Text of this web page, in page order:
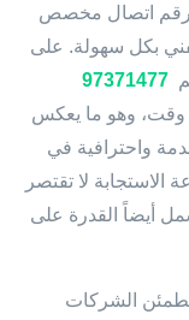
رقم اتصال مخصص
بكل سهولة. على
97371477
وهو ما يعكس
واحترافية في
لا تقتصر
أيضاً القدرة على
تطمئن الشركات